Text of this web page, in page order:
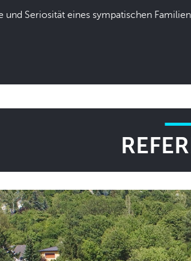
und Seriosität eines sympatischen